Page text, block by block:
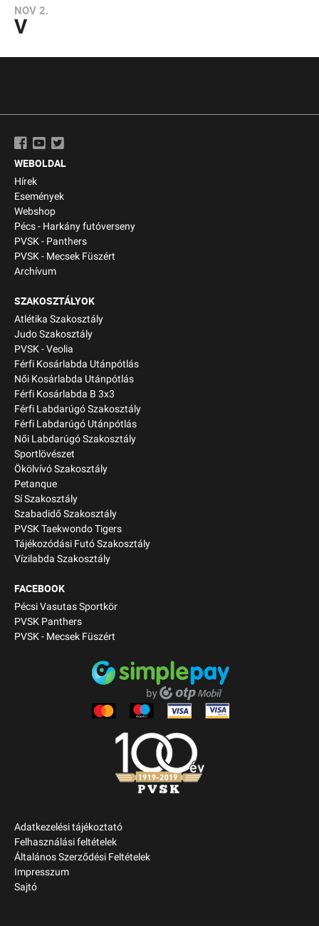
NOV 2.
V
WEBOLDAL
Hírek
Események
Webshop
Pécs - Harkány futóverseny
PVSK - Panthers
PVSK - Mecsek Füszért
Archívum
SZAKOSZTÁLYOK
Atlétika Szakosztály
Judo Szakosztály
PVSK - Veolia
Férfi Kosárlabda Utánpótlás
Női Kosárlabda Utánpótlás
Férfi Kosárlabda B 3x3
Férfi Labdarúgó Szakosztály
Férfi Labdarúgó Utánpótlás
Női Labdarúgó Szakosztály
Sportlövészet
Ökölvívó Szakosztály
Petanque
Sí Szakosztály
Szabadidő Szakosztály
PVSK Taekwondo Tigers
Tájékozódási Futó Szakosztály
Vízilabda Szakosztály
FACEBOOK
Pécsi Vasutas Sportkör
PVSK Panthers
PVSK - Mecsek Füszért
Adatkezelési tájékoztató
Felhasználási feltételek
Általános Szerződési Feltételek
Impresszum
Sajtó